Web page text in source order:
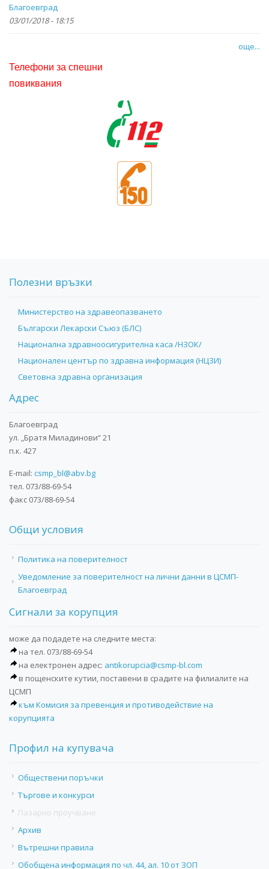
Благоевград
03/01/2018 - 18:15
още...
Телефони за спешни
повиквания
Полезни връзки
Министерство на здравеопазването
Български Лекарски Съюз (БЛС)
Национална здравноосигурителна каса /НЗОК/
Национален център по здравна информация (НЦЗИ)
Световна здравна организация
Адрес
Благоевград
ул. „Братя Миладинови“ 21
п.к. 427
E-mail: csmp_bl@abv.bg
тел. 073/88-69-54
факс 073/88-69-54
Общи условия
Политика на поверителност
Уведомление за поверителност на лични данни в ЦСМП-
Благоевград
Сигнали за корупция
може да подадете на следните места:
на тел. 073/88-69-54
на електронен адрес: antikorupcia@csmp-bl.com
в пощенските кутии, поставени в срадите на филиалите на
ЦСМП
към Комисия за превенция и противодействие на
корупцията
Профил на купувача
Обществени поръчки
Търгове и конкурси
Пазарно проучване
Архив
Вътрешни правила
Обобщена информация по чл. 44, ал. 10 от ЗОП